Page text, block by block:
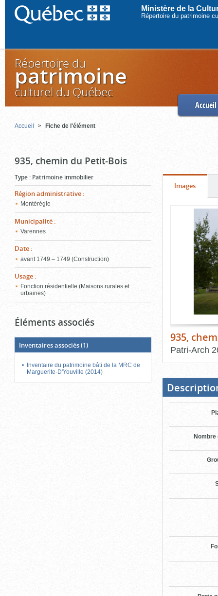
Ministère de la
Répertoire du patrimoine
Répertoire du
patrimoine
culturel du Québec
Accueil
Accueil Fiche de l'élément
935, chemin du Petit-Bois
Type : Patrimoine immobilier
Région administrative :
Montérégie
Municipalité :
Varennes
Date :
avant 1749 – 1749 (Construction)
Usage :
Fonction résidentielle (Maisons rurales et
urbaines)
Éléments associés
Inventaires associés(1)
Inventaire du patrimoine bâti de la MRC de
Marguerite-D'Youville (2014)
Onglet
Images(cliquer
pour
voir
le
Contenu
l'onglet
Images
935,
Patri-Arch
bloc
d'onglets
Nombre